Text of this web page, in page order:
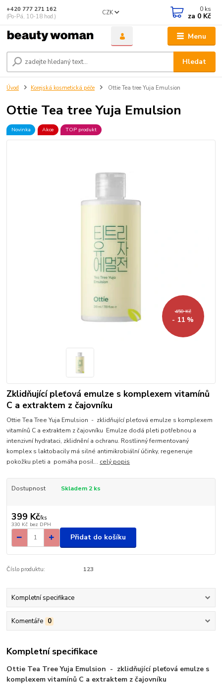
Menu
CZK
Hledat
+420 777 271 162
(Po-Pá, 10-18 hod.)
0 ks
za 0 Kč
Úvod Korejská kosmetická péče Ottie Tea tree Yuja Emulsion
Ottie Tea tree Yuja Emulsion
Novinka Akce TOP produkt
450 Kč
- 11 %
Zklidňující pleťová emulze s komplexem vitamínů
C a extraktem z čajovníku
Ottie Tea Tree Yuja Emulsion - zklidňující pleťová emulze s komplexem
vitamínů C a extraktem z čajovníku Emulze dodá pleti potřebnou a
intenzivní hydrataci, zklidnění a ochranu. Rostlinný fermentovaný
komplex s laktobacily má silné antimikrobiální účinky, regeneruje
pokožku pleti a pomáha posil... celý popis
Dostupnost Skladem 2 ks
399 Kč/ks
330 Kč bez DPH
Přidat do košíku
Číslo produktu: 123
Kompletní specifikace
Komentáře 0
Kompletní specifikace
Ottie Tea Tree Yuja Emulsion - zklidňující pleťová emulze s
komplexem vitamínů C a extraktem z čajovníku